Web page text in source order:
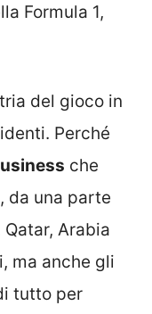
Formula 1,
del gioco in
Perché
che
da una parte
Qatar, Arabia
ma anche gli
tutto per